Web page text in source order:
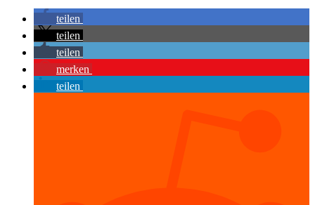
teilen
teilen
teilen
merken
teilen